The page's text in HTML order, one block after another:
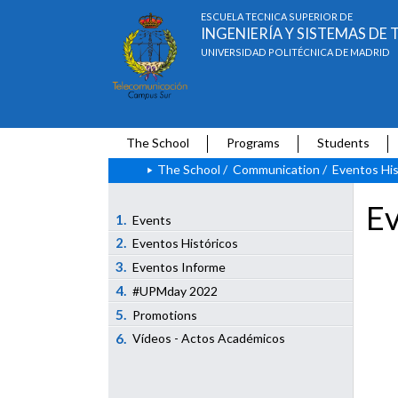
ESCUELA TÉCNICA SUPERIOR DE
INGENIERÍA Y SISTEMAS
UNIVERSIDAD POLITÉCNICA DE MADRID
The School Programs
Students
The School / Communication / Eventos
1. Events
2. Eventos Históricos
3. Eventos Informe
4. #UPMday 2022
5. Promotions
6. Vídeos - Actos Académicos